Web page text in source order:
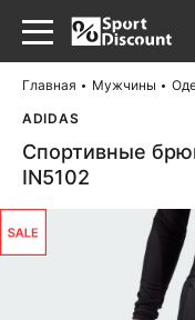
Главная Мужчины
ADIDAS
Спортивные
IN5102